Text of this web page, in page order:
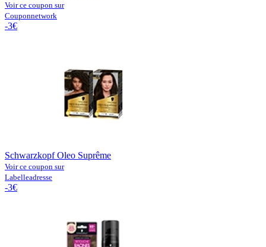
Voir ce coupon sur
Couponnetwork
-3€
Schwarzkopf Oleo Suprême
Voir ce coupon sur
Labelleadresse
-3€